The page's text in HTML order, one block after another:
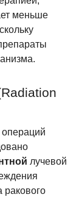
меньше
лучевой
ракового